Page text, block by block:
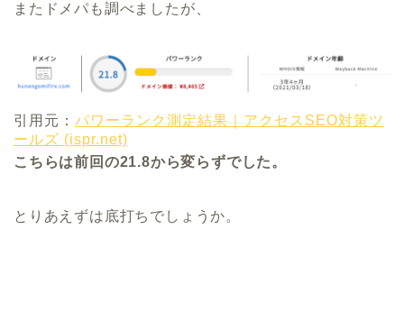
またドメパも調べましたが、
引用元： パワーランク測定結果｜アクセスSEO対策ツ
ールズ (ispr.net)
こちらは前回の21.8から変らずでした。
とりあえずは底打ちでしょうか。